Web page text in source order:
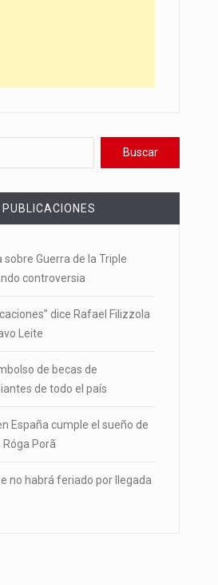
sobre Guerra de la Triple
controversia
dice Rafael Filizzola
Leite
de becas de
de todo el país
España cumple el sueño de
Róga Porã
no habrá feriado por llegada